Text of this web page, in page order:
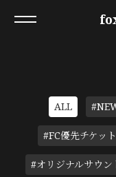
ALL
#FC優先チケット
#オリジナルサウン